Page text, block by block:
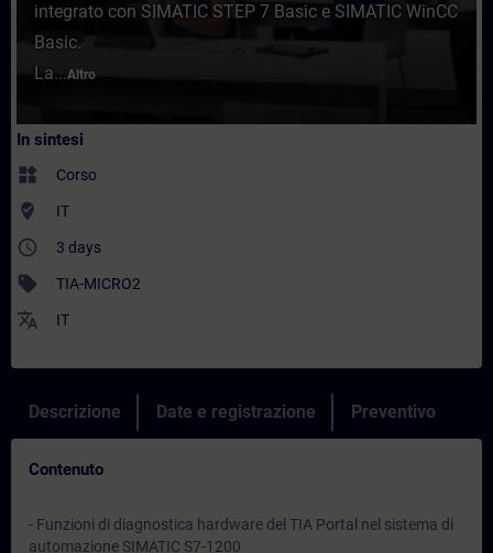
integrato con SIMATIC STEP 7 Basic e SIMATIC WinCC
Basic.
La...Altro
In sintesi
widgets Corso
where_to_vote IT
access_time 3 days
sell TIA-MICRO2
translate IT
Descrizione Date e registrazione Preventivo
Contenuto
- Funzioni di diagnostica hardware del TIA Portal nel sistema di
automazione SIMATIC S7-1200